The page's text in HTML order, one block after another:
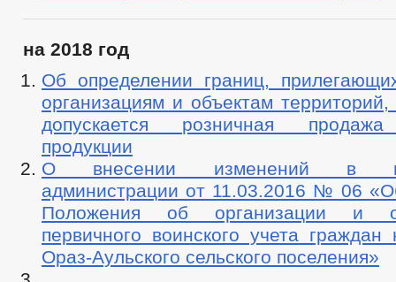
на 2018 год
Об определении границ,
организациям и объектам
допускается розничная продажа
продукции
О внесении изменений в
администрации от 11.03.2016 № 06
Положения об организации и
первичного воинского учета граждан
Ораз-Аульского сельского поселения»